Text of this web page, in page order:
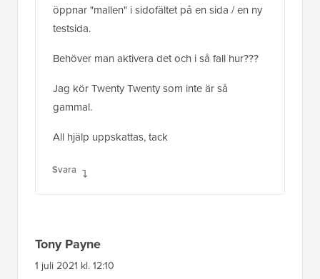
öppnar "mallen" i sidofältet på en sida / en ny
testsida.
Behöver man aktivera det och i så fall hur???
Jag kör Twenty Twenty som inte är så
gammal.
All hjälp uppskattas, tack
Svara
Tony Payne
1 juli 2021 kl. 12:10